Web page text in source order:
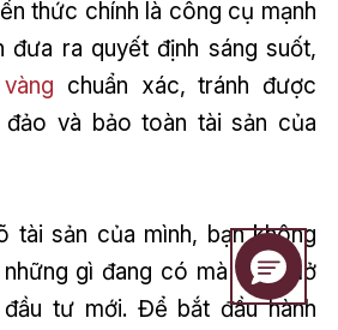
thức chính là công cụ mạnh
đưa ra quyết định sáng suốt,
chuẩn xác, tránh được
và bảo toàn tài sản của
tài sản của mình, bạn không
gì đang có mà còn mở
tư mới. Để bắt đầu hành